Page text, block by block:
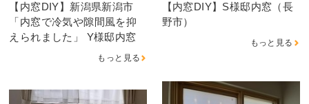
【内窓DIY】新潟県新潟市
「内窓で冷気や隙間風を抑
えられました」 Y様邸内窓
もっと見る
【内窓DIY】S様邸内窓（長
野市）
もっと見る